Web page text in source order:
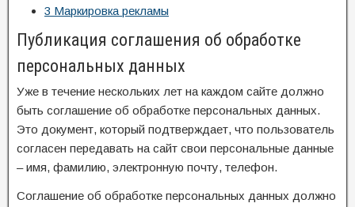
3 Маркировка рекламы
Публикация соглашения об обработке
персональных данных
Уже в течение нескольких лет на каждом сайте должно
быть соглашение об обработке персональных данных.
Это документ, который подтверждает, что пользователь
согласен передавать на сайт свои персональные данные
– имя, фамилию, электронную почту, телефон.
Соглашение об обработке персональных данных должно